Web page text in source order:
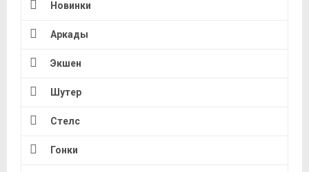
Новинки
Аркады
Экшен
Шутер
Стелс
Гонки